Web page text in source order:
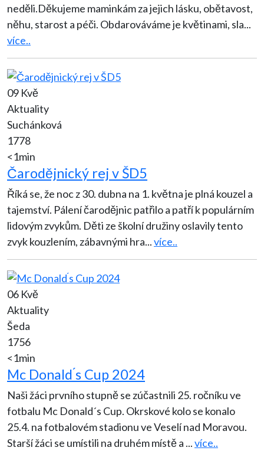
neděli.Děkujeme maminkám za jejich lásku, obětavost,
něhu, starost a péči. Obdarováváme je květinami, sla...
více..
09 Kvě
Aktuality
Suchánková
1778
<1min
Čarodějnický rej v ŠD5
Říká se, že noc z 30. dubna na 1. května je plná kouzel a
tajemství. Pálení čarodějnic patřilo a patří k populárním
lidovým zvykům. Děti ze školní družiny oslavily tento
zvyk kouzlením, zábavnými hra...více..
06 Kvě
Aktuality
Šeda
1756
<1min
Mc Donald ́s Cup 2024
Naši žáci prvního stupně se zúčastnili 25. ročníku ve
fotbalu Mc Donald´s Cup. Okrskové kolo se konalo
25.4. na fotbalovém stadionu ve Veselí nad Moravou.
Starší žáci se umístili na druhém místě a ...více..